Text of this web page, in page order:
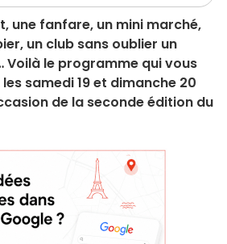
une fanfare, un mini marché,
un club sans oublier un
le programme qui vous
samedi 19 et dimanche 20
de la seconde édition du